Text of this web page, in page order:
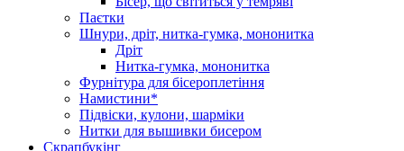
Паєтки
Шнури, дріт, нитка-гумка, мононитка
Дріт
Нитка-гумка, мононитка
Фурнітура для бісероплетіння
Намистини*
Підвіски, кулони, шарміки
Нитки для вышивки бисером
Скрапбукінг